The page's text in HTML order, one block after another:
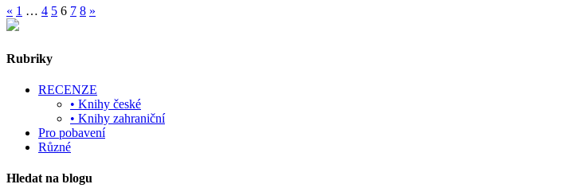
« 1 … 4 5 6 7 8 »
Rubriky
RECENZE
• Knihy české
• Knihy zahraniční
Pro pobavení
Různé
Hledat na blogu